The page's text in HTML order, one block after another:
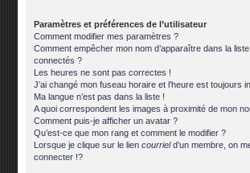
Paramètres et préférences de l’utilisateur
Comment modifier mes paramètres ?
Comment empêcher mon nom d’apparaître dans la
connectés ?
Les heures ne sont pas correctes !
J’ai changé mon fuseau horaire et l’heure est toujours
Ma langue n’est pas dans la liste !
A quoi correspondent les images à proximité de mon
Comment puis-je afficher un avatar ?
Qu’est-ce que mon rang et comment le modifier ?
Lorsque je clique sur le liencourrield’un membre, on
connecter !?